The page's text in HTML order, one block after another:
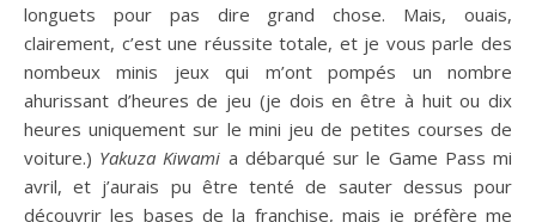
longuets pour pas dire grand chose. Mais, ouais,
clairement, c’est une réussite totale, et je vous parle des
nombeux minis jeux qui m’ont pompés un nombre
ahurissant d’heures de jeu (je dois en être à huit ou dix
heures uniquement sur le mini jeu de petites courses de
voiture.) Yakuza Kiwami a débarqué sur le Game Pass mi
avril, et j’aurais pu être tenté de sauter dessus pour
découvrir les bases de la franchise, mais je préfère me